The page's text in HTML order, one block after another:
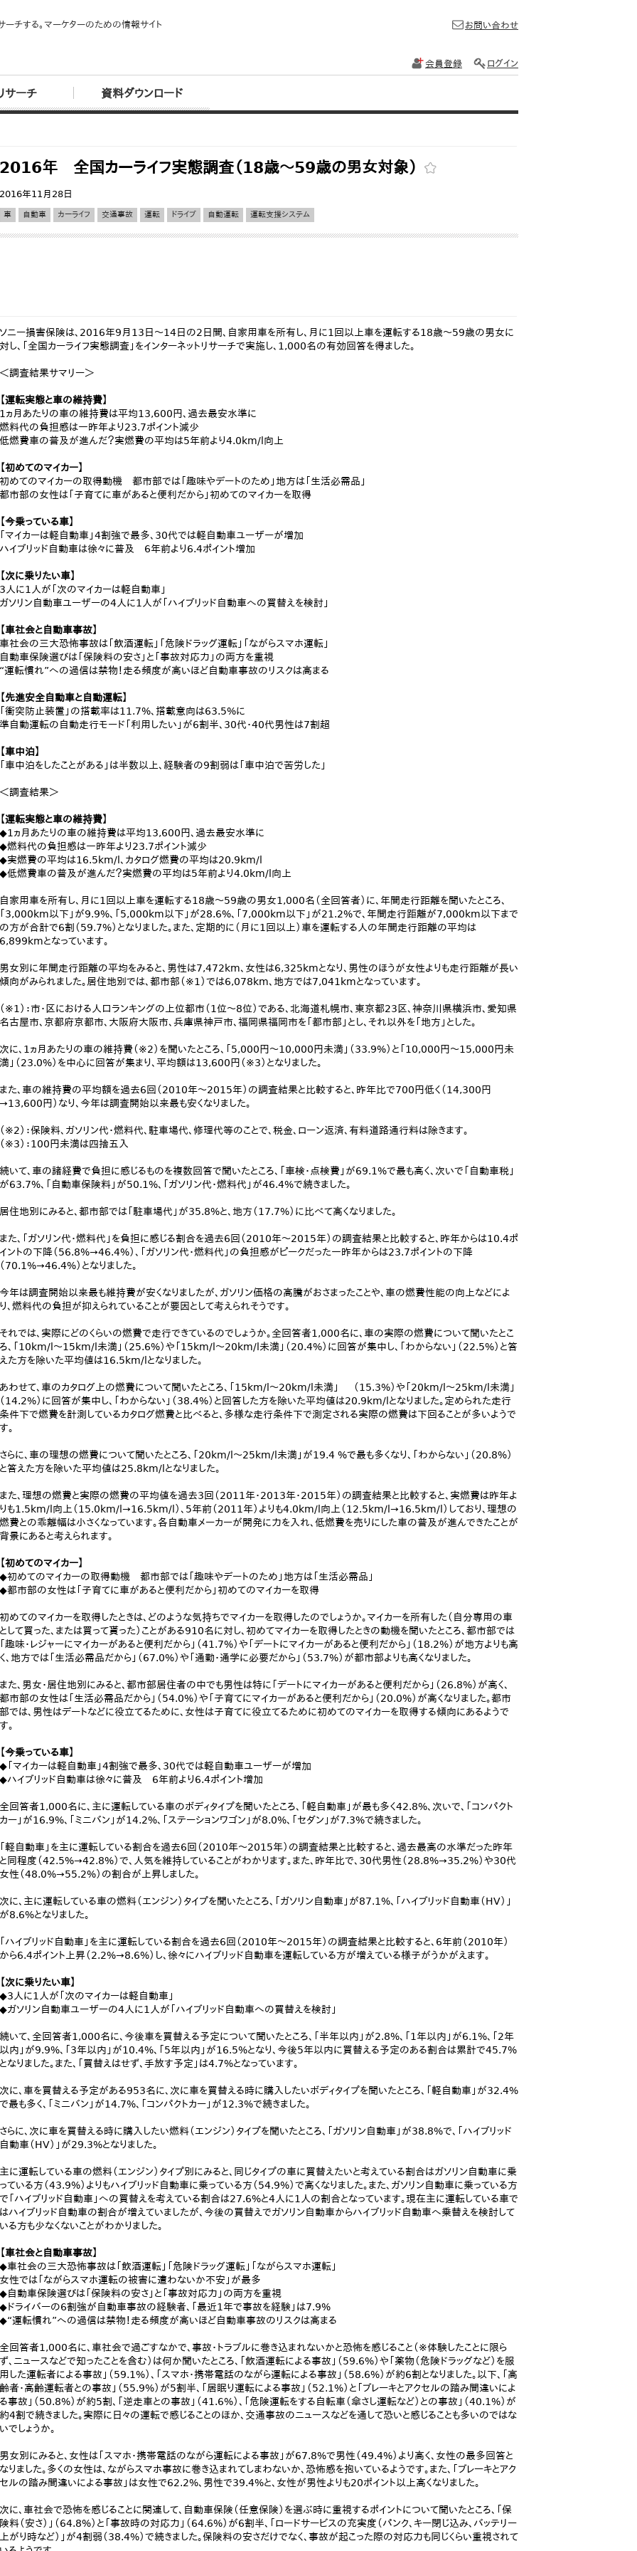
ーチする。マーケターのための情報サイト
サーチ 資料ダウンロード
お問い合わせ
会員登録 ログイン
2016年 全国カーライフ実態調査（18歳～59歳の男女対象）
2016年11月28日
車 自動車 カーライフ 交通事故 運転 ドライブ 自動運転 運転支援システム
ソニー損害保険は、2016年9月13日～14日の2日間、自家用車を所有し、月に1回以上車を運転する18歳～59歳の男女に
対し、「全国カーライフ実態調査」をインターネットリサーチで実施し、1,000名の有効回答を得ました。
＜調査結果サマリー＞
【運転実態と車の維持費】
1ヵ月あたりの車の維持費は平均13,600円、過去最安水準に
燃料代の負担感は一昨年より23.7ポイント減少
低燃費車の普及が進んだ？実燃費の平均は5年前より4.0km/l向上
【初めてのマイカー】
初めてのマイカーの取得動機 都市部では「趣味やデートのため」地方は「生活必需品」
都市部の女性は「子育てに車があると便利だから」初めてのマイカーを取得
【今乗っている車】
「マイカーは軽自動車」4割強で最多、30代では軽自動車ユーザーが増加
ハイブリッド自動車は徐々に普及 6年前より6.4ポイント増加
【次に乗りたい車】
3人に1人が「次のマイカーは軽自動車」
ガソリン自動車ユーザーの4人に1人が「ハイブリッド自動車への買替えを検討」
【車社会と自動車事故】
車社会の三大恐怖事故は「飲酒運転」「危険ドラッグ運転」「ながらスマホ運転」
自動車保険選びは「保険料の安さ」と「事故対応力」の両方を重視
“運転慣れ”への過信は禁物！走る頻度が高いほど自動車事故のリスクは高まる
【先進安全自動車と自動運転】
「衝突防止装置」の搭載率は11.7%、搭載意向は63.5%に
準自動運転の自動走行モード「利用したい」が6割半、30代・40代男性は7割超
【車中泊】
「車中泊をしたことがある」は半数以上、経験者の9割弱は「車中泊で苦労した」
＜調査結果＞
【運転実態と車の維持費】
◆1ヵ月あたりの車の維持費は平均13,600円、過去最安水準に
◆燃料代の負担感は一昨年より23.7ポイント減少
◆実燃費の平均は16.5km/l、カタログ燃費の平均は20.9km/l
◆低燃費車の普及が進んだ？実燃費の平均は5年前より4.0km/l向上
自家用車を所有し、月に1回以上車を運転する18歳～59歳の男女1,000名（全回答者）に、年間走行距離を聞いたところ、
「3,000km以下」が9.9%、「5,000km以下」が28.6%、「7,000km以下」が21.2%で、年間走行距離が7,000km以下まで
の方が合計で6割（59.7%）となりました。また、定期的に（月に1回以上）車を運転する人の年間走行距離の平均は
6,899kmとなっています。
男女別に年間走行距離の平均をみると、男性は7,472km、女性は6,325kmとなり、男性のほうが女性よりも走行距離が長い
傾向がみられました。居住地別では、都市部（※1）では6,078km、地方では7,041kmとなっています。
（※1）：市・区における人口ランキングの上位都市（1位～8位）である、北海道札幌市、東京都23区、神奈川県横浜市、愛知県
名古屋市、京都府京都市、大阪府大阪市、兵庫県神戸市、福岡県福岡市を「都市部」とし、それ以外を「地方」とした。
次に、1ヵ月あたりの車の維持費（※2）を聞いたところ、「5,000円～10,000円未満」（33.9%）と「10,000円～15,000円未
満」（23.0%）を中心に回答が集まり、平均額は13,600円（※3）となりました。
また、車の維持費の平均額を過去6回（2010年～2015年）の調査結果と比較すると、昨年比で700円低く（14,300円
→13,600円）なり、今年は調査開始以来最も安くなりました。
（※2）：保険料、ガソリン代・燃料代、駐車場代、修理代等のことで、税金、ローン返済、有料道路通行料は除きます。
（※3）：100円未満は四捨五入
続いて、車の諸経費で負担に感じるものを複数回答で聞いたところ、「車検・点検費」が69.1%で最も高く、次いで「自動車税」
が63.7%、「自動車保険料」が50.1%、「ガソリン代・燃料代」が46.4%で続きました。
居住地別にみると、都市部では「駐車場代」が35.8%と、地方（17.7%）に比べて高くなりました。
また、「ガソリン代・燃料代」を負担に感じる割合を過去6回（2010年～2015年）の調査結果と比較すると、昨年からは10.4ポ
イントの下降（56.8%→46.4%）、「ガソリン代・燃料代」の負担感がピークだった一昨年からは23.7ポイントの下降
（70.1%→46.4%）となりました。
今年は調査開始以来最も維持費が安くなりましたが、ガソリン価格の高騰がおさまったことや、車の燃費性能の向上などによ
り、燃料代の負担が抑えられていることが要因として考えられそうです。
それでは、実際にどのくらいの燃費で走行できているのでしょうか。全回答者1,000名に、車の実際の燃費について聞いたとこ
ろ、「10km/l～15km/l未満」（25.6%）や「15km/l～20km/l未満」（20.4%）に回答が集中し、「わからない」（22.5%）と答
えた方を除いた平均値は16.5km/lとなりました。
あわせて、車のカタログ上の燃費について聞いたところ、「15km/l～20km/l未満」 （15.3%）や「20km/l～25km/l未満」
（14.2%）に回答が集中し、「わからない」（38.4%）と回答した方を除いた平均値は20.9km/lとなりました。定められた走行
条件下で燃費を計測しているカタログ燃費と比べると、多様な走行条件下で測定される実際の燃費は下回ることが多いようで
す。
さらに、車の理想の燃費について聞いたところ、「20km/l～25km/l未満」が19.4 %で最も多くなり、「わからない」（20.8%）
と答えた方を除いた平均値は25.8km/lとなりました。
また、理想の燃費と実際の燃費の平均値を過去3回（2011年・2013年・2015年）の調査結果と比較すると、実燃費は昨年よ
りも1.5km/l向上（15.0km/l→16.5km/l）、5年前（2011年）よりも4.0km/l向上（12.5km/l→16.5km/l）しており、理想の
燃費との乖離幅は小さくなっています。各自動車メーカーが開発に力を入れ、低燃費を売りにした車の普及が進んできたことが
背景にあると考えられます。
【初めてのマイカー】
◆初めてのマイカーの取得動機 都市部では「趣味やデートのため」地方は「生活必需品」
◆都市部の女性は「子育てに車があると便利だから」初めてのマイカーを取得
初めてのマイカーを取得したときは、どのような気持ちでマイカーを取得したのでしょうか。マイカーを所有した（自分専用の車
として買った、または買って貰った）ことがある910名に対し、初めてマイカーを取得したときの動機を聞いたところ、都市部では
「趣味・レジャーにマイカーがあると便利だから」（41.7%）や「デートにマイカーがあると便利だから」（18.2%）が地方よりも高
く、地方では「生活必需品だから」（67.0%）や「通勤・通学に必要だから」（53.7%）が都市部よりも高くなりました。
また、男女・居住地別にみると、都市部居住者の中でも男性は特に「デートにマイカーがあると便利だから」（26.8%）が高く、
都市部の女性は「生活必需品だから」（54.0%）や「子育てにマイカーがあると便利だから」（20.0%）が高くなりました。都市
部では、男性はデートなどに役立てるために、女性は子育てに役立てるために初めてのマイカーを取得する傾向にあるようで
す。
【今乗っている車】
◆「マイカーは軽自動車」4割強で最多、30代では軽自動車ユーザーが増加
◆ハイブリッド自動車は徐々に普及 6年前より6.4ポイント増加
全回答者1,000名に、主に運転している車のボディタイプを聞いたところ、「軽自動車」が最も多く42.8%、次いで、「コンパクト
カー」が16.9%、「ミニバン」が14.2%、「ステーションワゴン」が8.0%、「セダン」が7.3%で続きました。
「軽自動車」を主に運転している割合を過去6回（2010年～2015年）の調査結果と比較すると、過去最高の水準だった昨年
と同程度（42.5%→42.8%）で、人気を維持していることがわかります。また、昨年比で、30代男性（28.8%→35.2%）や30代
女性（48.0%→55.2%）の割合が上昇しました。
次に、主に運転している車の燃料（エンジン）タイプを聞いたところ、「ガソリン自動車」が87.1%、「ハイブリッド自動車（HV）」
が8.6%となりました。
「ハイブリッド自動車」を主に運転している割合を過去6回（2010年～2015年）の調査結果と比較すると、6年前（2010年）
から6.4ポイント上昇（2.2%→8.6%）し、徐々にハイブリッド自動車を運転している方が増えている様子がうかがえます。
【次に乗りたい車】
◆3人に1人が「次のマイカーは軽自動車」
◆ガソリン自動車ユーザーの4人に1人が「ハイブリッド自動車への買替えを検討」
続いて、全回答者1,000名に、今後車を買替える予定について聞いたところ、「半年以内」が2.8%、「1年以内」が6.1%、「2年
以内」が9.9%、「3年以内」が10.4%、「5年以内」が16.5%となり、今後5年以内に買替える予定のある割合は累計で45.7%
となりました。また、「買替えはせず、手放す予定」は4.7%となっています。
次に、車を買替える予定がある953名に、次に車を買替える時に購入したいボディタイプを聞いたところ、「軽自動車」が32.4%
で最も多く、「ミニバン」が14.7%、「コンパクトカー」が12.3%で続きました。
さらに、次に車を買替える時に購入したい燃料（エンジン）タイプを聞いたところ、「ガソリン自動車」が38.8%で、「ハイブリッド
自動車（HV）」が29.3%となりました。
主に運転している車の燃料（エンジン）タイプ別にみると、同じタイプの車に買替えたいと考えている割合はガソリン自動車に乗
っている方（43.9%）よりもハイブリッド自動車に乗っている方（54.9%）で高くなりました。また、ガソリン自動車に乗っている方
で「ハイブリッド自動車」への買替えを考えている割合は27.6%と4人に1人の割合となっています。現在主に運転している車で
はハイブリッド自動車の割合が増えていましたが、今後の買替えでガソリン自動車からハイブリッド自動車へ乗替えを検討して
いる方も少なくないことがわかりました。
【車社会と自動車事故】
◆車社会の三大恐怖事故は「飲酒運転」「危険ドラッグ運転」「ながらスマホ運転」
女性では「ながらスマホ運転の被害に遭わないか不安」が最多
◆自動車保険選びは「保険料の安さ」と「事故対応力」の両方を重視
◆ドライバーの6割強が自動車事故の経験者、「最近1年で事故を経験」は7.9%
◆“運転慣れ”への過信は禁物！走る頻度が高いほど自動車事故のリスクは高まる
全回答者1,000名に、車社会で過ごすなかで、事故・トラブルに巻き込まれないかと恐怖を感じること（※体験したことに限ら
ず、ニュースなどで知ったことを含む）は何か聞いたところ、「飲酒運転による事故」（59.6%）や「薬物（危険ドラッグなど）を服
用した運転者による事故」（59.1%）、「スマホ・携帯電話のながら運転による事故」（58.6%）が約6割となりました。以下、「高
齢者・高齢運転者との事故」（55.9%）が5割半、「居眠り運転による事故」（52.1%）と「ブレーキとアクセルの踏み間違いによ
る事故」（50.8%）が約5割、「逆走車との事故」（41.6%）、「危険運転をする自転車（傘さし運転など）との事故」（40.1%）が
約4割で続きました。実際に日々の運転で感じることのほか、交通事故のニュースなどを通して恐いと感じることも多いのではな
いでしょうか。
男女別にみると、女性は「スマホ・携帯電話のながら運転による事故」が67.8%で男性（49.4%）より高く、女性の最多回答と
なりました。多くの女性は、ながらスマホ事故に巻き込まれてしまわないか、恐怖感を抱いているようです。また、「ブレーキとアク
セルの踏み間違いによる事故」は女性で62.2%、男性で39.4%と、女性が男性よりも20ポイント以上高くなりました。
次に、車社会で恐怖を感じることに関連して、自動車保険（任意保険）を選ぶ時に重視するポイントについて聞いたところ、「保
険料（安さ）」（64.8%）と「事故時の対応力」（64.6%）が6割半、「ロードサービスの充実度（パンク、キー閉じ込み、バッテリー
上がり時など）」が4割弱（38.4%）で続きました。保険料の安さだけでなく、事故が起こった際の対応力も同じくらい重視されて